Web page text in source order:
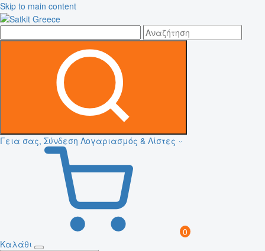
Skip to main content
Γεια σας, Σύνδεση Λογαριασμός & Λίστες
0
Καλάθι